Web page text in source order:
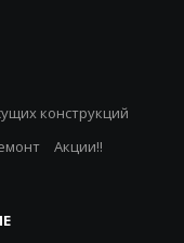
конструкций
Акции!!